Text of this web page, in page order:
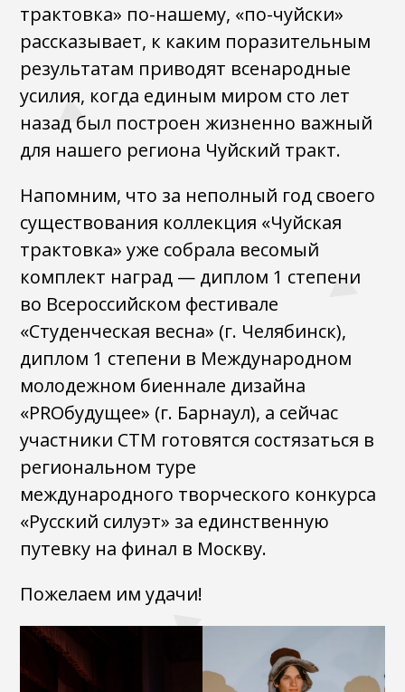
трактовка» по-нашему, «по-чуйски»
рассказывает, к каким поразительным
результатам приводят всенародные
усилия, когда единым миром сто лет
назад был построен жизненно важный
для нашего региона Чуйский тракт.
Напомним, что за неполный год своего
существования коллекция «Чуйская
трактовка» уже собрала весомый
комплект наград — диплом 1 степени
во Всероссийском фестивале
«Студенческая весна» (г. Челябинск),
диплом 1 степени в Международном
молодежном биеннале дизайна
«PROбудущее» (г. Барнаул), а сейчас
участники СТМ готовятся состязаться в
региональном туре
международного творческого конкурса
«Русский силуэт» за единственную
путевку на финал в Москву.
Пожелаем им удачи!